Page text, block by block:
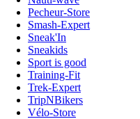
Pecheur-Store
Smash-Expert
Sneak'In
Sneakids
Sport is good
Training-Fit
Trek-Expert
TripNBikers
Vélo-Store